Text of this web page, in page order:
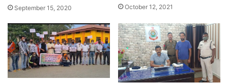
September 15, 2020
October 12, 2021